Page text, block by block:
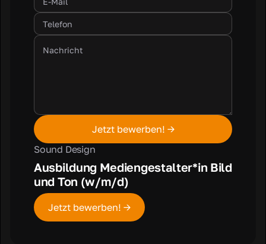
Sound Design
Ausbildung Mediengestalter*in Bild
und Ton (w/m/d)
Jetzt bewerben! →